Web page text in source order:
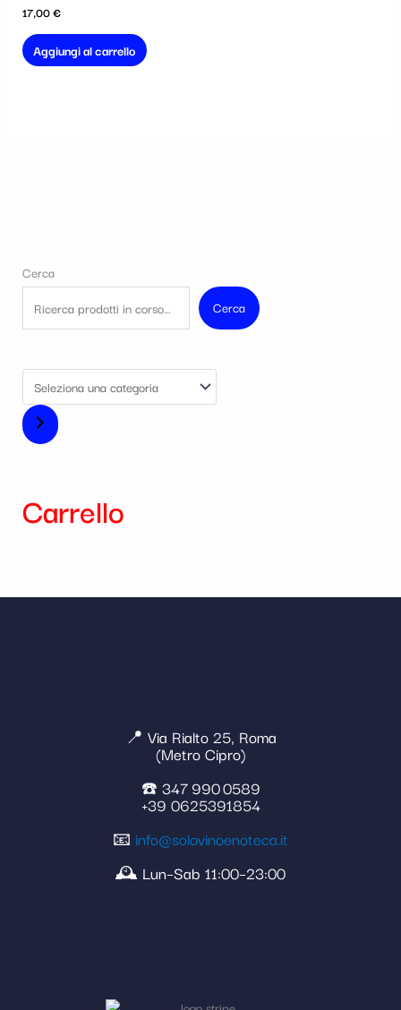
17,00€
Aggiungi al carrello
Cerca
Cerca
Carrello
📍 Via Rialto 25, Roma
(Metro Cipro)
☎️ 347 990 0589
+39 0625391854
📧 info@solovinoenoteca.it
🕰️ Lun–Sab 11:00–23:00